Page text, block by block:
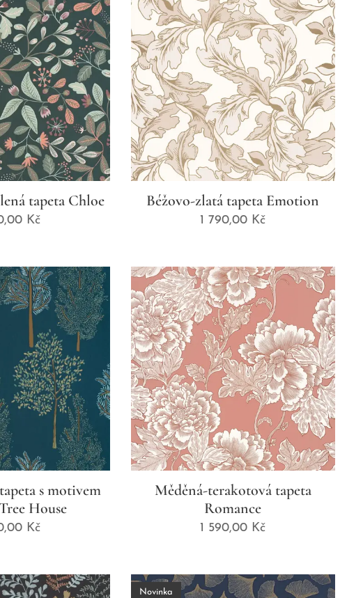
tapeta Chloe
Kč
Béžovo-zlatá tapeta Emotion
1 790,00 Kč
s motivem
House
Kč
Měděná-terakotová tapeta
Romance
1 590,00 Kč
Novinka